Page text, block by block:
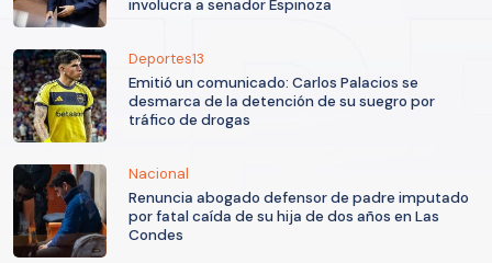
involucra a senador Espinoza
Deportes13
Emitió un comunicado: Carlos Palacios se
desmarca de la detención de su suegro por
tráfico de drogas
Nacional
Renuncia abogado defensor de padre imputado
por fatal caída de su hija de dos años en Las
Condes